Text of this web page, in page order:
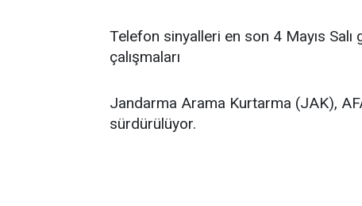
Telefon sinyalleri en son 4 Mayıs Salı
çalışmaları
Jandarma Arama Kurtarma (JAK),
sürdürülüyor.